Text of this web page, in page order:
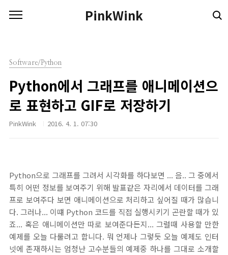
PinkWink
Software/Python
Python에서 그래프를 애니메이션으
로 표현하고 GIF로 저장하기
PinkWink 2016. 4. 1. 07:30
Python으로 그래프를 그려서 시각화를 하다보면 ... 음.. 그 중에서
특히 어떤 정보를 보여주기 위해 발표같은 자리에서 데이터를 그래
프로 보여주다 보면 애니메이션으로 처리하고 싶어질 때가 많습니
다. 그러나... 이떄 Python 코드를 직접 실행시키기 곤란할 때가 있
죠... 혹은 애니메이션만 따로 보여준다든지... 그럴때 사용할 만한
예제를 오늘 다룰려고 합니다. 뭐 언제나 그렇듯 오늘 예제도 인터
넷에 존재하시는 엄청난 고수분들의 예제중 하나를 그대로 소개할